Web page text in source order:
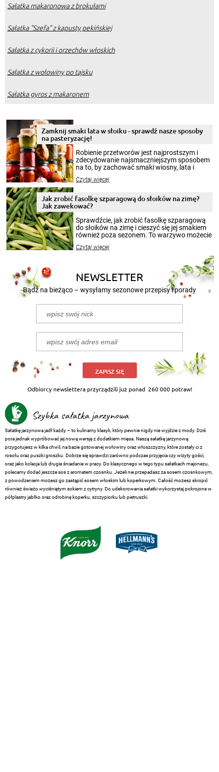
Sałatka makaronowa z brokułami
Sałatka "Szefa" z kapusty pekińskiej
Sałatka z cykorii i orzechów włoskich
Sałatka z wołowiny po tajsku
Sałatka gyros z makaronem
Zamknij smaki lata w słoiku - sprawdź nasze sposoby
na pasteryzację!
Robienie przetworów jest najprostszym i
zdecydowanie najsmaczniejszym sposobem
na to, by zachować smaki wiosny, lata i
krajobrazów, by cieszyć nimi oko w sezonie
pełni poczuć atmosferę cieplejszych
miesięcy. Przygotowanie słoików ze
patenty, które pozwolą zachować świeżość
przetworów.
Czytaj więcej
Jak zrobić fasolkę szparagową do słoików na zimę?
Jak zawekować?
Sprawdźcie, jak zrobić fasolkę szparagową
do słoików na zimę i cieszyć się jej smakiem
również poza sezonem. To warzywo możecie
nasze propozycje!
Czytaj więcej
NEWSLETTER
Bądź na bieżąco – wysyłamy sezonowe przepisy i porady
ZAPISZ SIĘ
Odbiorcy newslettera przyrządzili już ponad 260 000 potraw!
Szybka sałatka jarzynowa
Sałatkę jarzynowa jadł każdy – to kulinarny klasyk, który pewnie nigdy nie wyjdzie z mody. Dziś
pora jednak wypróbować jej nową wersję z dodatkiem mięsa. Naszą sałatkę jarzynową
przygotujesz w kilka chwil, na bazie gotowanej wołowiny oraz włoszczyzny, które zostały ci z
rosołu oraz puszki groszku. Dobrze się sprawdzi zarówno podczas przyjęcia czy wizyty gości,
oraz jako kolacja lub drugie śniadanie w pracy. Do klasycznego w tego typu sałatkach majonezu,
polecamy dodać jeszcze sos z aromatem czosnku. Jeżeli nie przepadasz za sosem czosnkowym,
z powodzeniem możesz go zastąpić sosem włoskim lub koperkowym. Całość możesz skropić
również świeżo wyciśniętym sokiem z cytryny. Do udekorowania sałatki wykorzystaj pokrojone w
półplastry jabłko oraz odrobinę koperku, szczypiorku lub pietruszki.